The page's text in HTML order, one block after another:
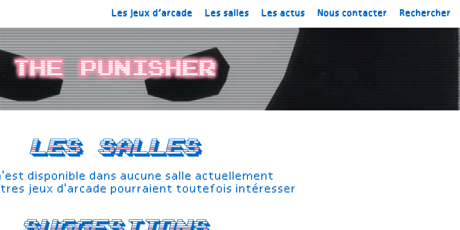
Les jeux d’arcade Les salles Les actus Nous contacter Rechercher
The Punisher
Les salles
disponible dans aucune salle actuellement
jeux d'arcade pourraient toutefois intéresser